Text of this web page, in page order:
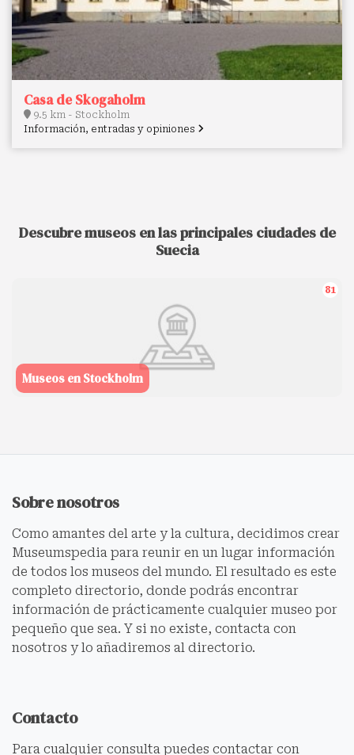
Casa de Skogaholm
9.5 km - Stockholm
Información, entradas y opiniones
Descubre museos en las principales ciudades de
Suecia
81
Museos en Stockholm
Sobre nosotros
Como amantes del arte y la cultura, decidimos crear
Museumspedia para reunir en un lugar información
de todos los museos del mundo. El resultado es este
completo directorio, donde podrás encontrar
información de prácticamente cualquier museo por
pequeño que sea. Y si no existe, contacta con
nosotros y lo añadiremos al directorio.
Contacto
Para cualquier consulta puedes contactar con